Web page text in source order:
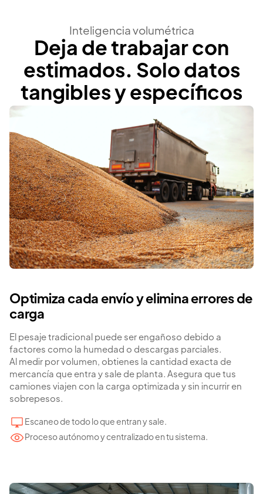
Inteligencia volumétrica
Deja de trabajar con
estimados. Solo datos
tangibles y específicos
Optimiza cada envío y elimina errores de
carga
El pesaje tradicional puede ser engañoso debido a
factores como la humedad o descargas parciales.
Al medir por volumen, obtienes la cantidad exacta de
mercancía que entra y sale de planta. Asegura que tus
camiones viajen con la carga optimizada y sin incurrir en
sobrepesos.
Escaneo de todo lo que entran y sale.
Proceso autónomo y centralizado en tu sistema.